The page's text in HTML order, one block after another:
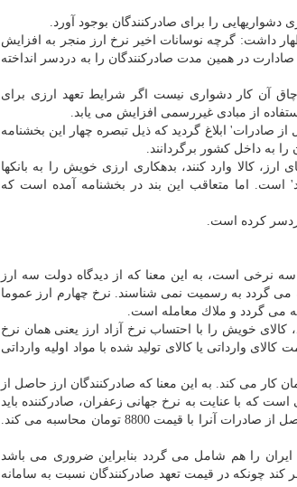
را برای صادركنندگان بوجود آورد.
داشت: گرچه نوسانات اخیر نرخ ارز منجر به افزایش
در همین مدت صادركنندگان را به دردسر انداخته
آن كار دشواری نیست اگر شرایط تعهد ارزی برای
از مبادی غیررسمی افزایش می یابد.
ابلاغ گردید كه ذیل تبصره چهار این بخشنامه
به داخل كشور برگردانند.
كالا وارد كنند، بدهكاری ارزی خویش را به بانكها
است. اما متعاقب این بند در بخشنامه آمده است كه
كرده است.
سه نرخی است، به این معنا كه از دیدگاه دولت سه ارز
معامله می گردد به رسمیت نمی شناسند. نرخ چهارم ارز عموما
می گردد و ملاك معامله است.
تومان) واردات انجام می دهند، كالای خویش را با احتساب نرخ آزاد ارز یعنی همان نرخ
وارداتی یا كالای تولید شده با مواد اولیه وارداتی
كرد: بر مبنای قانون، صادركننده زعفران با ارز نیمایی یا همان ارز 8800 تومان كار می كند. به این معنا كه صادركنندگان ارز حاصل از
این در شرایطی است كه با عنایت به نرخ جهانی زعفران، صادركننده باید
این محصول را با ارز 13 هزار یا 14 هزار تومانی در بازار بفروشد اما 'سامانه نیما' ارز حاصل از صادرات آنرا با قیمت 8800 تومان محاسبه می كند.
ایران را هم شامل می گردد بنابراین ضروری می باشد
كند چونكه در قیمت تعهد صادركنندگان نسبت به سامانه